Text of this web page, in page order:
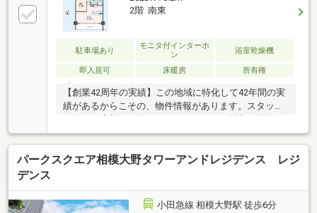
2階 南東
駐車場あり
モニタ付インターホ
ン
浴室乾燥機
即入居可 床暖房 所有権
【創業42周年の実績】この地域に特化して42年間の実
績があるからこその、物件情報があります。スタッフ
用意しております。※自己資金を使いたくない※現在、
他のローンを組んでいるけど大丈夫かな等お気軽に下
記までご連絡ください。☆フリーダイヤル：0120-12-
い物件も多数ございます！
パークスクエア相模大野タワーアンドレジデンス レジ
デンス
小田急線 相模大野駅 徒歩6分